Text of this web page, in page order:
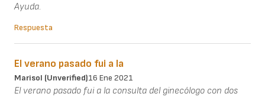
Ayuda.
Respuesta
El verano pasado fui a la
Marisol (unverified)16 Ene 2021
El verano pasado fui a la consulta del ginecólogo con dos